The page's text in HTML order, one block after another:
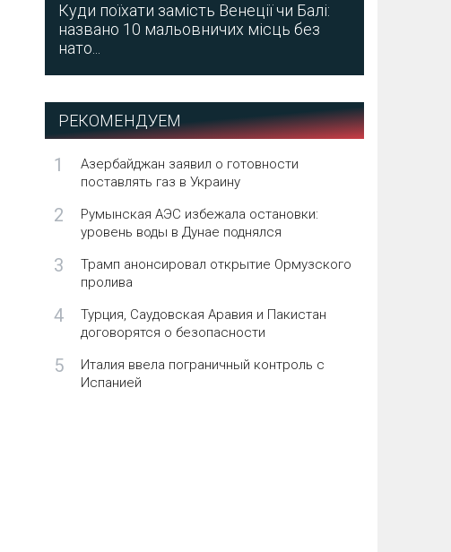
Куди поїхати замість Венеції чи Балі:
названо 10 мальовничих місць без
нато...
РЕКОМЕНДУЕМ
1
Азербайджан заявил о готовности
поставлять газ в Украину
2
Румынская АЭС избежала остановки:
уровень воды в Дунае поднялся
3
Трамп анонсировал открытие Ормузского
пролива
4
Турция, Саудовская Аравия и Пакистан
договорятся о безопасности
5
Италия ввела пограничный контроль с
Испанией